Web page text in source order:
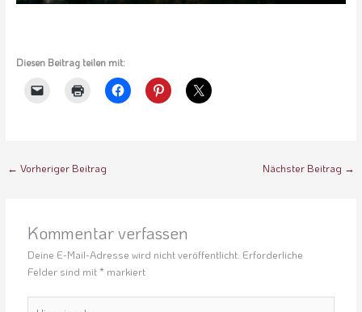
Diesen Beitrag teilen mit:
← Vorheriger Beitrag Nächster Beitrag →
Kommentar verfassen
Deine E-Mail-Adresse wird nicht veröffentlicht. Erforderliche
Felder sind mit* markiert